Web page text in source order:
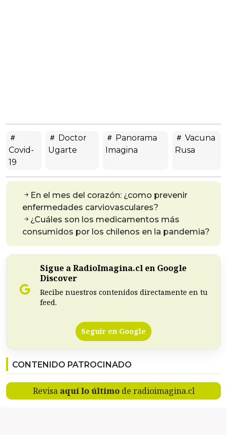
Covid-
19
Doctor
Ugarte
Panorama
Imagina
Vacuna
Rusa
En el mes del corazón: ¿como prevenir
enfermedades carviovasculares?
¿Cuáles son los medicamentos más
consumidos por los chilenos en la pandemia?
Sigue a RadioImagina.cl en Google
Discover
Recibe nuestros contenidos directamente en tu
feed.
Seguir en Google
CONTENIDO PATROCINADO
Revisa aquí lo últimode radioimagina.cl